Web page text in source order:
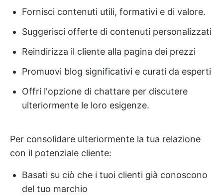
Fornisci contenuti utili, formativi e di valore.
Suggerisci offerte di contenuti personalizzati
Reindirizza il cliente alla pagina dei prezzi
Promuovi blog significativi e curati da esperti
Offri l'opzione di chattare per discutere
ulteriormente le loro esigenze.
Per consolidare ulteriormente la tua relazione
con il potenziale cliente:
Basati su ciò che i tuoi clienti già conoscono
del tuo marchio